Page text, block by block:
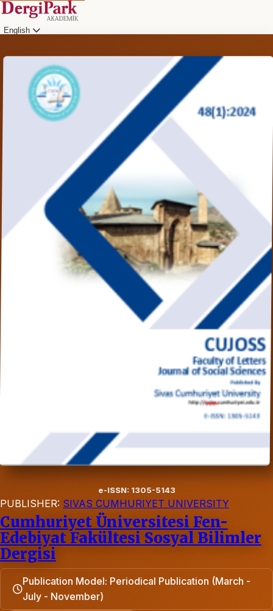
English
e-ISSN: 1305-5143
PUBLISHER: SIVAS CUMHURIYET UNIVERSITY
Cumhuriyet Üniversitesi Fen-
Edebiyat Fakültesi Sosyal Bilimler
Dergisi
Publication Model: Periodical Publication (March -
July - November)